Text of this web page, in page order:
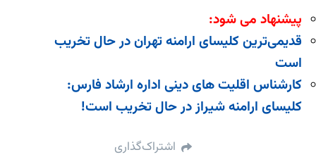
پیشنهاد می شود:
قدیمی‌‌ترین کلیسای ارامنه تهران در حال تخریب
است
كارشناس اقليت های دینی اداره ارشاد فارس:
کلیسای ارامنه شیراز در حال تخریب است!
اشتراک‌گذاری